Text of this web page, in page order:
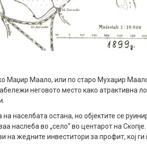
Маџир Маало, или по старо Мухаџир
неговото место како атрактивна
населбата остана, но објектите се
наслеба во „село“ во центарот на
на жедните инвеститори за профит, кој